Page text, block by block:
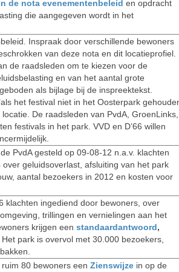
de nota evenementenbeleid en opdracht
die aangegeven wordt in het
Inspraak door verschillende bewoners
van deze nota en dit locatieprofiel.
de raadsleden om te kiezen voor de
en van het aantal grote
als bijlage bij de inspreektekst.
het festival niet in het Oosterpark
De raadsleden van PvdA, GroenLinks,
festivals in het park. VVD en D’66 willen
PvdA gesteld op 09-08-12 n.a.v. klachten
geluidsoverlast, afsluiting van het park
aantal bezoekers in 2012 en kosten voor
klachten ingediend door bewoners, over
trillingen en vernielingen aan het
krijgen een standaardantwoord,
park is overvol met 30.000 bezoekers,
80 bewoners een Zienswijze in op de